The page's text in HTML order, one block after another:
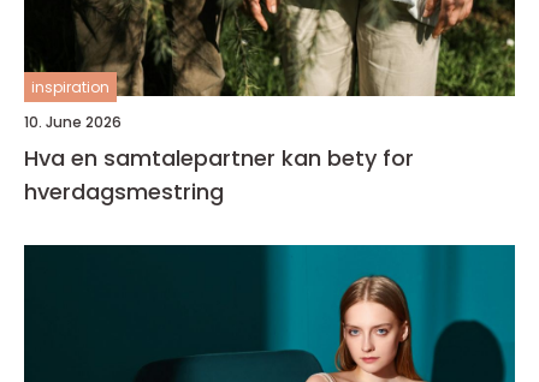
inspiration
10. June 2026
Hva en samtalepartner kan bety for
hverdagsmestring